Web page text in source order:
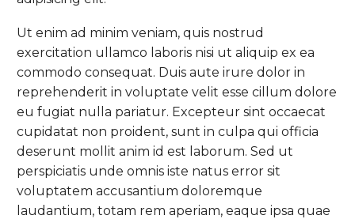
Ut enim ad minim veniam, quis nostrud
exercitation ullamco laboris nisi ut aliquip ex ea
commodo consequat. Duis aute irure dolor in
reprehenderit in voluptate velit esse cillum dolore
eu fugiat nulla pariatur. Excepteur sint occaecat
cupidatat non proident, sunt in culpa qui officia
deserunt mollit anim id est laborum. Sed ut
perspiciatis unde omnis iste natus error sit
voluptatem accusantium doloremque
laudantium, totam rem aperiam, eaque ipsa quae